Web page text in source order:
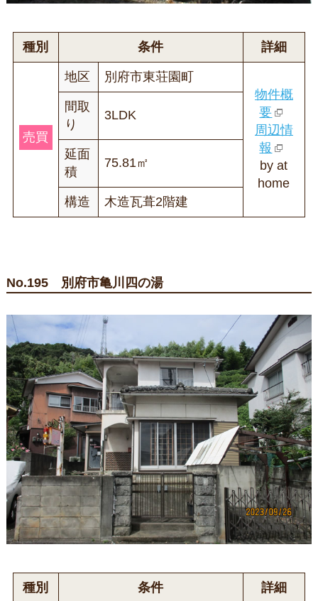
種別 条件 詳細
売買
地区
別府市東荘園町
物件概
要
周辺情
報
by at
home
間取
り
3LDK
延面
積
75.81㎡
構造 木造瓦葺2階建
No.195 別府市亀川四の湯
種別 条件 詳細